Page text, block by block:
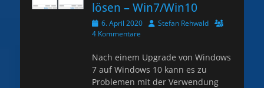
lösen – Win7/Win10
Veröffentlicht
am
6. April 2020 AutorStefan Rehwald
4 Kommentare
Nach einem Upgrade von Windows
7 auf Windows 10 kann es zu
Problemen mit der Verwendung